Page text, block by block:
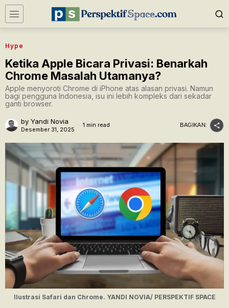
Hype
Ketika Apple Bicara Privasi: Benarkah
Chrome Masalah Utamanya?
Apple menyoroti Chrome di iPhone atas alasan privasi. Namun
bagi pengguna Indonesia, isu ini lebih kompleks dari sekadar
ganti browser.
by Yandi Novia
Desember 31, 2025
1 min read BAGIKAN:
Ilustrasi Safari dan Chrome. YANDI NOVIA/ PERSPEKTIF SPACE